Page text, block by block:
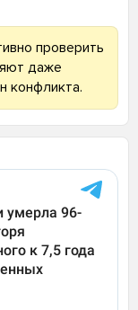
проверить
даже
конфликта.